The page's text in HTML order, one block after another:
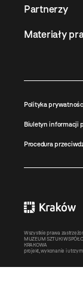
Partnerzy
Materiały
Polityka
Biuletyn informacji
Procedura
Wszystkie prawa
MUZEUM SZTUKI
KRAKOWA
projekt, wykonanie i